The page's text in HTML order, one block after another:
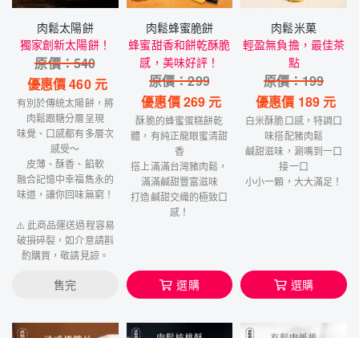
肉鬆太陽餅
獨家創新太陽餅！
原價：540
優惠價460元
有別於傳統太陽餅，將
肉鬆跟糖分層呈現
味覺、口感都有多層次
感受～
皮薄、酥香、餡軟
融合記憶中幸福雋永的
味道，讓你回味無窮！
⚠️ 此商品運送過程容易
破損碎裂，如介意請斟
酌購買，敬請見諒。
售完
肉鬆蜂蜜脆餅
蜂蜜甜香和餅乾酥脆
感，美味好評！
原價：299
優惠價269 元
酥脆的蜂蜜蛋糕餅乾
體，有純正龍眼蜜清甜
香
搭上滿滿台灣豬肉鬆，
滿滿鹹甜豐富滋味
打造鹹甜交織的極致口
感！
選購
肉鬆米菓
輕盈無負擔，最佳茶
點
原價：199
優惠價 189元
白米酥脆口感，特調口
味搭配豬肉鬆
鹹甜滋味，涮嘴到一口
接一口
小小一顆，大大滿足！
選購